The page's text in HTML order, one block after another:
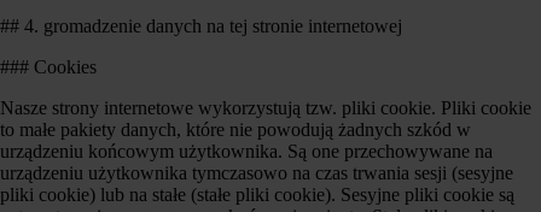
## 4. gromadzenie danych na tej stronie internetowej
### Cookies
Nasze strony internetowe wykorzystują tzw. pliki cookie. Pliki cookie
to małe pakiety danych, które nie powodują żadnych szkód w
urządzeniu końcowym użytkownika. Są one przechowywane na
urządzeniu użytkownika tymczasowo na czas trwania sesji (sesyjne
pliki cookie) lub na stałe (stałe pliki cookie). Sesyjne pliki cookie są